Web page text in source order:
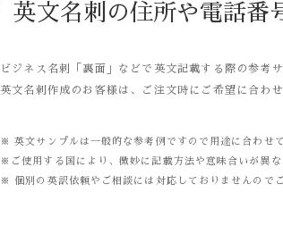
英文名刺の住所や電話番
ビジネス名刺「裏面」などで英文記載する際の参考サ
英文名刺作成のお客様は、ご注文時にご希望に合わ
※ 英文サンプルは一般的な参考例ですので用途に合わせ
※ご使用する国により、微妙に記載方法や意味合いが異な
※ 個別の英訳依頼やご相談には対応しておりませんので